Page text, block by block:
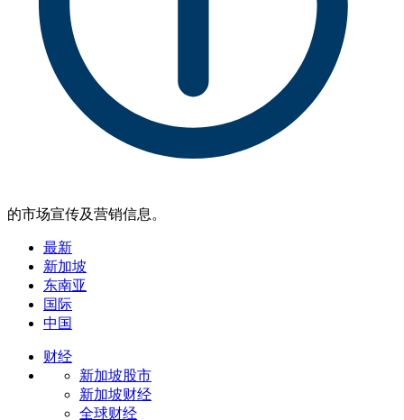
的市场宣传及营销信息。
最新
新加坡
东南亚
国际
中国
财经
新加坡股市
新加坡财经
全球财经